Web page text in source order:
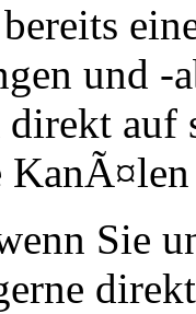
und -
auf
Sie